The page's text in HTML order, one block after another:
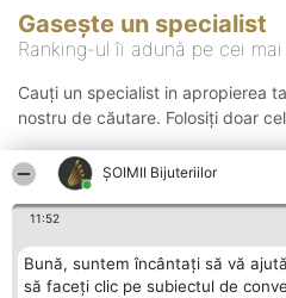
ŞOIMII Bijuteriilor
11:52
Bună, suntem încântați să vă
să faceți clic pe subiectul de
Gasește un specialist
Ranking-ul îi adună pe cei
Cauți un specialist in apropierea
nostru de căutare. Folosiți doar